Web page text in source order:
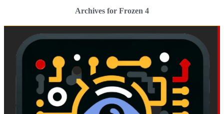
Archives for Frozen 4